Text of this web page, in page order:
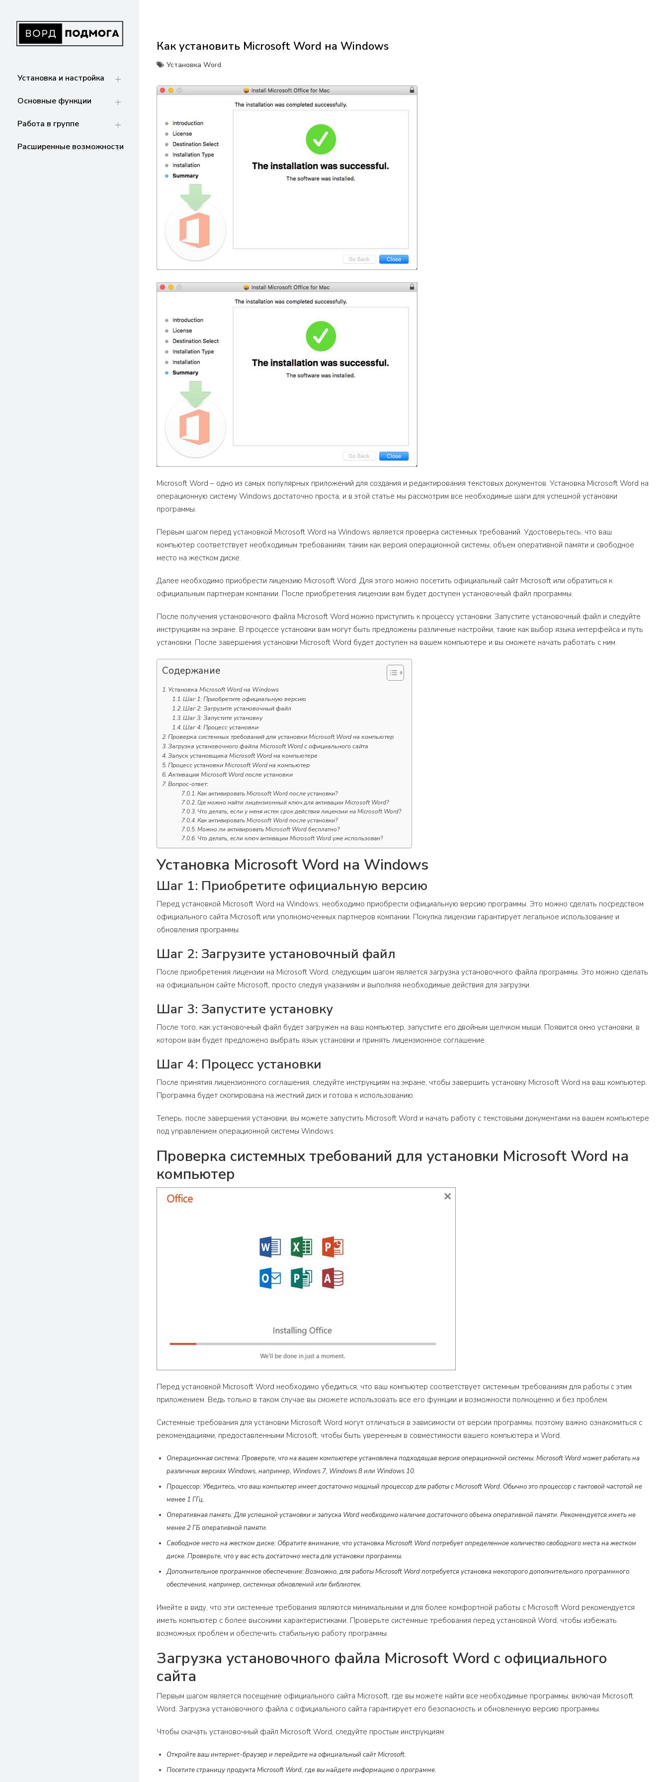
содержанию
совместной работе. Станьте мастером
Установка и настройка
Основные функции
Работа в группе
Расширенные возможности
Как установить Microsoft Word на Windows
Установка Word
Microsoft Word – одно из самых популярных приложений для создания и редактирования текстовых документов. Установка Microsoft Word на
операционную систему Windows достаточно проста, и в этой статье мы рассмотрим все необходимые шаги для успешной установки
программы.
Первым шагом перед установкой Microsoft Word на Windows является проверка системных требований. Удостоверьтесь, что ваш
компьютер соответствует необходимым требованиям, таким как версия операционной системы, объем оперативной памяти и свободное
место на жестком диске.
Далее необходимо приобрести лицензию Microsoft Word. Для этого можно посетить официальный сайт Microsoft или обратиться к
официальным партнерам компании. После приобретения лицензии вам будет доступен установочный файл программы.
После получения установочного файла Microsoft Word можно приступить к процессу установки. Запустите установочный файл и следуйте
инструкциям на экране. В процессе установки вам могут быть предложены различные настройки, такие как выбор языка интерфейса и путь
установки. После завершения установки Мicrosoft Word будет доступен на вашем компьютере и вы сможете начать работать с ним.
Содержание
Установка Microsoft Word на Windows
Шаг 1: Приобретите официальную версию
Шаг 2: Загрузите установочный файл
Шаг 3: Запустите установку
Шаг 4: Процесс установки
Проверка системных требований для установки Microsoft Word на компьютер
Загрузка установочного файла Microsoft Word с официального сайта
Запуск установщика Microsoft Word на компьютере
Процесс установки Microsoft Word на компьютер
Активация Microsoft Word после установки
Вопрос-ответ:
Как активировать Microsoft Word после установки?
Где можно найти лицензионный ключ для активации Microsoft Word?
Что делать, если у меня истек срок действия лицензии на Microsoft Word?
Как активировать Microsoft Word после установки?
Можно ли активировать Microsoft Word бесплатно?
Что делать, если ключ активации Microsoft Word уже использован?
Установка Microsoft Word на Windows
Шаг 1: Приобретите официальную версию
Перед установкой Microsoft Word на Windows, необходимо приобрести официальную версию программы. Это можно сделать посредством
официального сайта Microsoft или уполномоченных партнеров компании. Покупка лицензии гарантирует легальное использование и
обновления программы.
Шаг 2: Загрузите установочный файл
После приобретения лицензии на Microsoft Word, следующим шагом является загрузка установочного файла программы. Это можно сделать
на официальном сайте Microsoft, просто следуя указаниям и выполняя необходимые действия для загрузки.
Шаг 3: Запустите установку
После того, как установочный файл будет загружен на ваш компьютер, запустите его двойным щелчком мыши. Появится окно установки, в
котором вам будет предложено выбрать язык установки и принять лицензионное соглашение.
Шаг 4: Процесс установки
После принятия лицензионного соглашения, следуйте инструкциям на экране, чтобы завершить установку Microsoft Word на ваш компьютер.
Программа будет скопирована на жесткий диск и готова к использованию.
Теперь, после завершения установки, вы можете запустить Microsoft Word и начать работу с текстовыми документами на вашем компьютере
под управлением операционной системы Windows.
Проверка системных требований для установки Microsoft Word на
компьютер
Перед установкой Microsoft Word необходимо убедиться, что ваш компьютер соответствует системным требованиям для работы с этим
приложением. Ведь только в таком случае вы сможете использовать все его функции и возможности полноценно и без проблем.
Системные требования для установки Microsoft Word могут отличаться в зависимости от версии программы, поэтому важно ознакомиться с
рекомендациями, предоставленными Microsoft, чтобы быть уверенным в совместимости вашего компьютера и Word.
Операционная система: Проверьте, что на вашем компьютере установлена подходящая версия операционной системы. Microsoft Word может работать на
различных версиях Windows, например, Windows 7, Windows 8 или Windows 10.
Процессор: Убедитесь, что ваш компьютер имеет достаточно мощный процессор для работы с Microsoft Word. Обычно это процессор с тактовой частотой не
менее 1 ГГц.
Оперативная память: Для успешной установки и запуска Word необходимо наличие достаточного объема оперативной памяти. Рекомендуется иметь не
менее 2 ГБ оперативной памяти.
Свободное место на жестком диске: Обратите внимание, что установка Microsoft Word потребует определенное количество свободного места на жестком
диске. Проверьте, что у вас есть достаточно места для установки программы.
Дополнительное программное обеспечение: Возможно, для работы Microsoft Word потребуется установка некоторого дополнительного программного
обеспечения, например, системных обновлений или библиотек.
Имейте в виду, что эти системные требования являются минимальными и для более комфортной работы с Microsoft Word рекомендуется
иметь компьютер с более высокими характеристиками. Проверьте системные требования перед установкой Word, чтобы избежать
возможных проблем и обеспечить стабильную работу программы.
Загрузка установочного файла Microsoft Word с официального
сайта
Первым шагом является посещение официального сайта Microsoft, где вы можете найти все необходимые программы, включая Microsoft
Word. Загрузка установочного файла с официального сайта гарантирует его безопасность и обновленную версию программы.
Чтобы скачать установочный файл Microsoft Word, следуйте простым инструкциям:
Откройте ваш интернет-браузер и перейдите на официальный сайт Microsoft.
Посетите страницу продукта Microsoft Word, где вы найдете информацию о программе.